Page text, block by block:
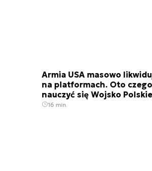
Armia USA masowo
na platformach. Oto
nauczyć się Wojsko Polskie
16 min.